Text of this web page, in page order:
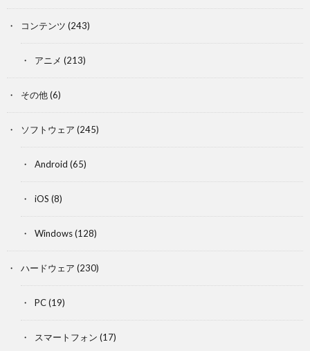
コンテンツ (243)
アニメ (213)
その他(6)
ソフトウェア (245)
Android (65)
iOS (8)
Windows(128)
ハードウェア (230)
PC(19)
スマートフォン (17)